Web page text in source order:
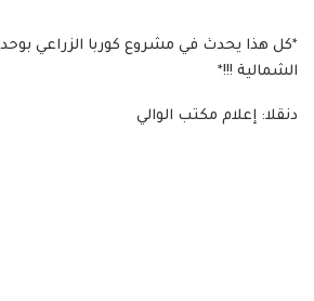
*كل هذا يحدث في مشروع كوربا الزراعي بوحدة
الشمالية !!!*
دنقلا: إعلام مكتب الوالي